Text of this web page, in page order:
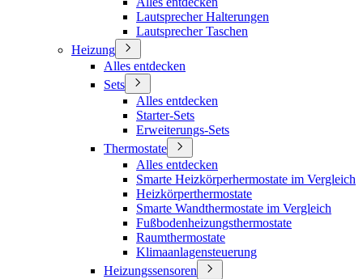
Lautsprecher Halterungen
Lautsprecher Taschen
Heizung
Alles entdecken
Sets
Alles entdecken
Starter-Sets
Erweiterungs-Sets
Thermostate
Alles entdecken
Smarte Heizkörperhermostate im Vergleich
Heizkörperthermostate
Smarte Wandthermostate im Vergleich
Fußbodenheizungsthermostate
Raumthermostate
Klimaanlagensteuerung
Heizungssensoren